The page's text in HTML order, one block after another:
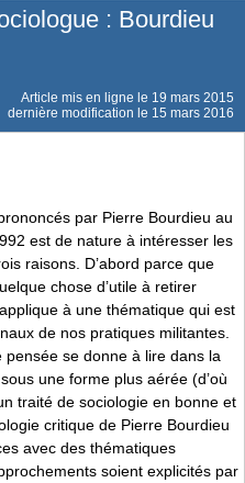
: Bourdieu
Article mis en ligne le 19 mars 2015
dernière modification le 15 mars 2016
par Pierre Bourdieu au
est de nature à intéresser les
raisons. D’abord parce que
chose d’utile à retirer
à une thématique qui est
de nos pratiques militantes.
pensée se donne à lire dans la
une forme plus aérée (d’où
traité de sociologie en bonne et
critique de Pierre Bourdieu
avec des thématiques
soient explicités par